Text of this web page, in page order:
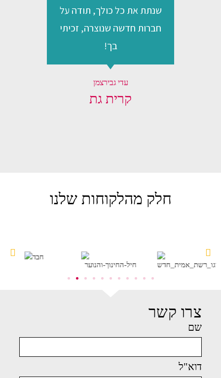
שנתת את כל כולך, תודה על
חברות חדשה שנוצרה, זכיתי
בך!
עדי גבירצמן
קרית גת
חלק מהלקוחות שלנו
צרו קשר
שם
דוא"ל